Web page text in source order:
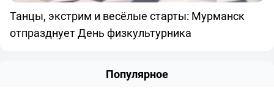
Танцы, экстрим и весёлые старты: Мурманск
отпразднует День физкультурника
Популярное